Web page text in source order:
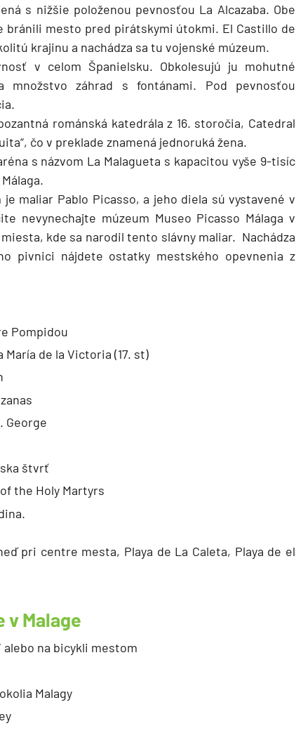
s nižšie položenou pevnosťou La Alcazaba. Obe
bránili mesto pred pirátskymi útokmi. El Castillo de
krajinu a nachádza sa tu vojenské múzeum.
v celom Španielsku. Obkolesujú ju mohutné
množstvo záhrad s fontánami. Pod pevnosťou
románská katedrála z 16. storočia, Catedral
čo v preklade znamená jednoruká žena.
s názvom La Malagueta s kapacitou vyše 9-tisíc
maliar Pablo Picasso, a jeho diela sú vystavené v
nevynechajte múzeum Museo Picasso Málaga v
kde sa narodil tento slávny maliar. Nachádza
pivnici nájdete ostatky mestského opevnenia z
Pompidou
de la Victoria (17. st)
George
štvrť
the Holy Martyrs
pri centre mesta, Playa de La Caleta, Playa de el
Malage
alebo na bicykli mestom
Malagy